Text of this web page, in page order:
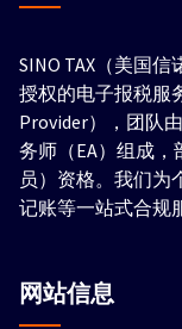
SINO TAX（美国信
授权的电子报税服
Provider），团队
务师（EA）组成
员）资格。我们为
记账等一站式合规
网站信息